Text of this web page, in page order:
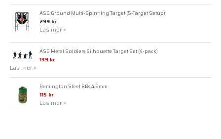
ASG Ground Multi-Spinning Target (5-Target Setup)
299 kr
Läs mer »
ASG Metal Soldiers Silhouette Target Set (4-pack)
139 kr
Läs mer »
Remington Steel BBs 4,5mm
115 kr
Läs mer »